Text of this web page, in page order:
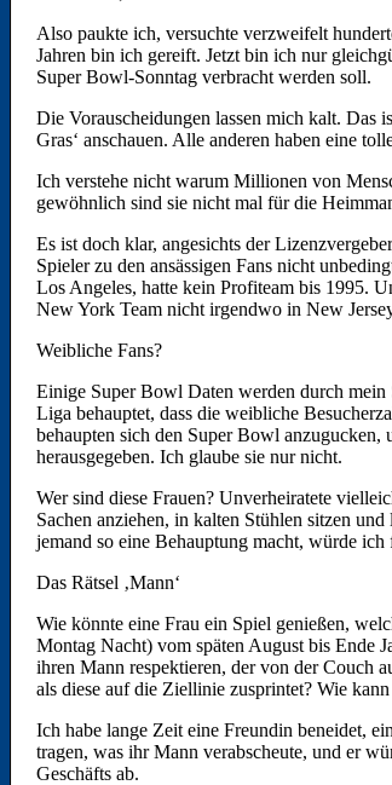
Also paukte ich, versuchte verzweifelt
Jahren bin ich gereift. Jetzt bin ich nur
Super Bowl-Sonntag verbracht werden soll.
Die Vorauscheidungen lassen mich kalt. Das
Gras‘ anschauen. Alle anderen haben eine
Ich verstehe nicht warum Millionen von
gewöhnlich sind sie nicht mal für die
Es ist doch klar, angesichts der
Spieler zu den ansässigen Fans nicht
Los Angeles, hatte kein Profiteam bis 1995.
New York Team nicht irgendwo in New
Weibliche Fans?
Einige Super Bowl Daten werden durch mein
Liga behauptet, dass die weibliche
behaupten sich den Super Bowl anzugucken,
herausgegeben. Ich glaube sie nur nicht.
Wer sind diese Frauen? Unverheiratete
Sachen anziehen, in kalten Stühlen sitzen
jemand so eine Behauptung macht, würde
Das Rätsel ‚Mann‘
Wie könnte eine Frau ein Spiel genießen,
Montag Nacht) vom späten August bis Ende
ihren Mann respektieren, der von der Couch
als diese auf die Ziellinie zusprintet? Wie
Ich habe lange Zeit eine Freundin beneidet,
tragen, was ihr Mann verabscheute, und er
Geschäfts ab.